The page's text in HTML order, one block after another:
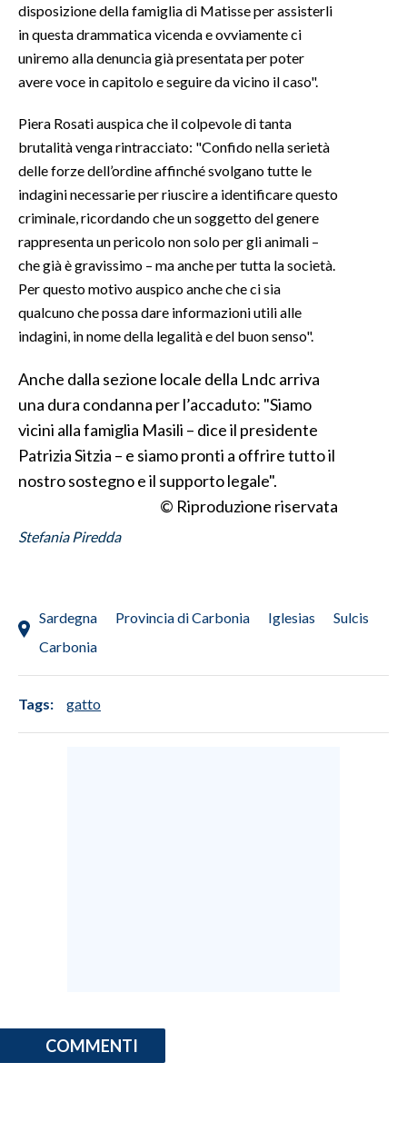
ANNUNCI
NECROLOGI
STORE
disposizione della famiglia di Matisse per assisterli
in questa drammatica vicenda e ovviamente ci
uniremo alla denuncia già presentata per poter
avere voce in capitolo e seguire da vicino il caso".
Piera Rosati auspica che il colpevole di tanta
brutalità venga rintracciato: "Confido nella serietà
delle forze dell’ordine affinché svolgano tutte le
indagini necessarie per riuscire a identificare questo
criminale, ricordando che un soggetto del genere
rappresenta un pericolo non solo per gli animali –
che già è gravissimo – ma anche per tutta la società.
Per questo motivo auspico anche che ci sia
qualcuno che possa dare informazioni utili alle
indagini, in nome della legalità e del buon senso".
Anche dalla sezione locale della Lndc arriva
una dura condanna per l’accaduto: "Siamo
vicini alla famiglia Masili – dice il presidente
Patrizia Sitzia – e siamo pronti a offrire tutto il
nostro sostegno e il supporto legale".
© Riproduzione riservata
Stefania Piredda
Sardegna Provincia di Carbonia Iglesias
Sulcis
Carbonia
Tags: gatto
COMMENTI